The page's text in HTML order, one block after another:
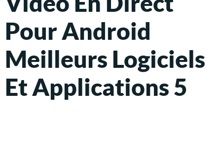
Pour Android
Meilleurs Logiciels
Et Applications 5